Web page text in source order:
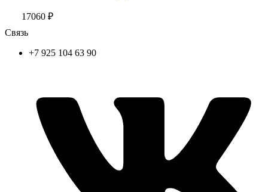
17060 ₽
Связь
+7 925 104 63 90